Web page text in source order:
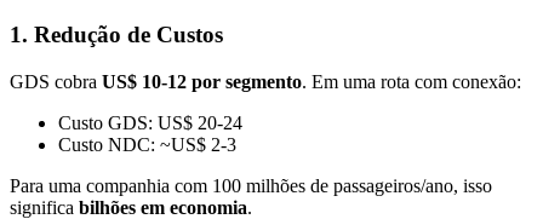
1. Redução de Custos
GDS cobra US$ 10-12 por segmento. Em uma rota com conexão:
Custo GDS: US$ 20-24
Custo NDC: ~US$ 2-3
Para uma companhia com 100 milhões de passageiros/ano, isso
significa bilhões em economia.